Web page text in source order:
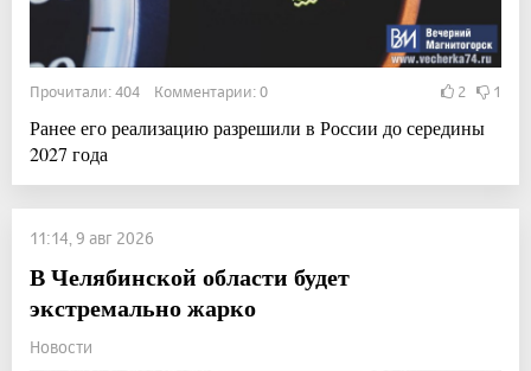
Прочитали: 404 Комментарии: 0 2 1
Ранее его реализацию разрешили в России до середины
2027 года
11:14, 9 авг 2026
В Челябинской области будет
экстремально жарко
Новости